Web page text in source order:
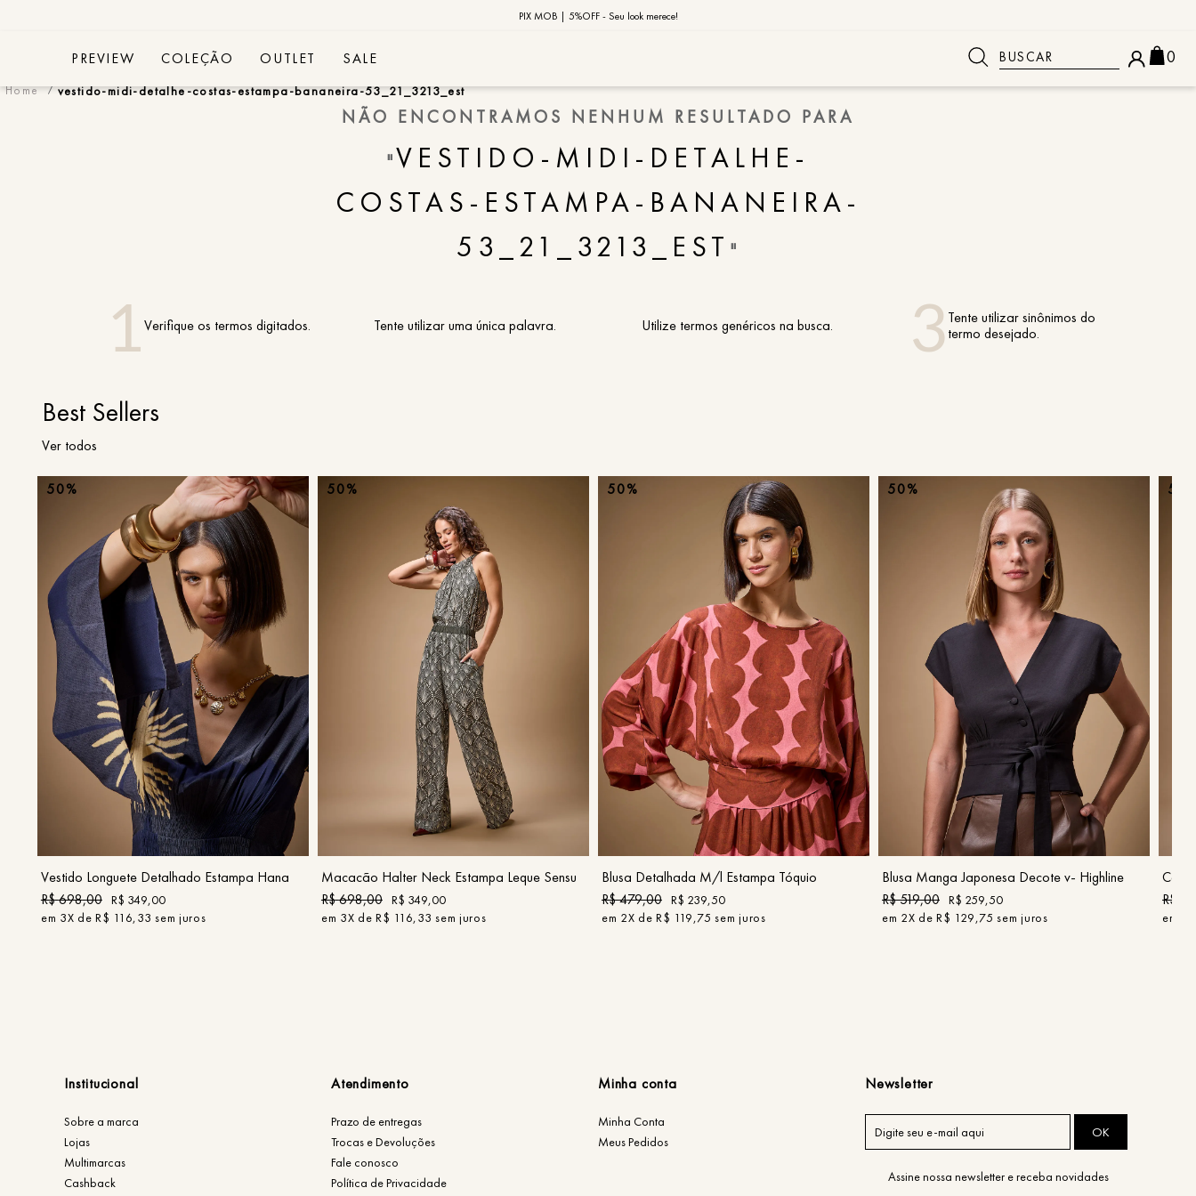
PIX MOB | 5%OFF - Seu look merece!
10% OFF na primeira compra | Cupom: BEMVINDO10*
MOB | Preview Índia
PREVIEW COLEÇÃO OUTLET SALE Buscar 0
vestido-midi-detalhe-costas-estampa-bananeira-53_21_3213_est
NÃO ENCONTRAMOS NENHUM RESULTADO PARA
"VESTIDO-MIDI-DETALHE-
COSTAS-ESTAMPA-BANANEIRA-
53_21_3213_EST "
Verifique os termos digitados. Tente utilizar uma única palavra. Utilize termos genéricos na busca.
Tente utilizar sinônimos do
termo desejado.
Best Sellers
Ver todos
50%
P M
COMPRAR
Vestido Longuete Detalhado Estampa Hana
R$698,00 R$ 349,00
em 3X deR$ 116,33 sem juros
50%
M GG
COMPRAR
Macacão Halter Neck Estampa Leque Sensu
R$698,00 R$ 349,00
em 3X deR$ 116,33 sem juros
50%
P G GG
COMPRAR
Blusa Detalhada M/l Estampa Tóquio
R$479,00 R$ 239,50
em 2X deR$ 119,75 sem juros
50%
COMPRAR
Blusa Manga Japonesa Decote v- Highline
R$519,00 R$ 259,50
em 2X deR$ 129,75 sem juros
R$
em
Institucional
Sobre a marca
Lojas
Multimarcas
Cashback
Atendimento
Prazo de entregas
Trocas e Devoluções
Fale conosco
Política de Privacidade
Minha conta
Minha Conta
Meus Pedidos
Newsletter
OK
Assine nossa newsletter e receba novidades
TERMOS MAIS BUSCADOS
vestido
4º